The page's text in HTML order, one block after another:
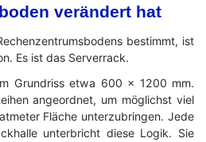
verändert hat
bestimmt, ist
Es ist das Serverrack.
Grundriss etwa 600 × 1200 mm.
angeordnet, um möglichst viel
Fläche unterzubringen. Jede
unterbricht diese Logik. Sie